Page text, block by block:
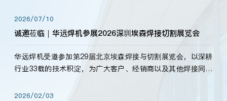
标准，持之以恒研发新产品、新技术。新老客户、行业伙伴、
海内外客户为目睹公司发布的新产…
2026/07/10
诚邀莅临｜华远焊机参展2026深圳埃森焊接切割展览会
华远焊机受邀参加第29届北京埃森焊接与切割展览会，以深耕
行业33载的技术积淀，为广大客户、经销商以及其他焊接同仁
2026/02/03